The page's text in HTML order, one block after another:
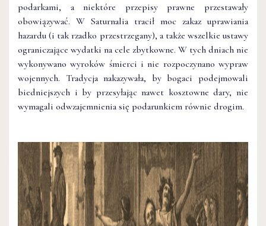
podarkami, a niektóre przepisy prawne przestawały
obowiązywać. W Saturnalia tracił moc zakaz uprawiania
hazardu (i tak rzadko przestrzegany), a także wszelkie ustawy
ograniczające wydatki na cele zbytkowne. W tych dniach nie
wykonywano wyroków śmierci i nie rozpoczynano wypraw
wojennych. Tradycja nakazywała, by bogaci podejmowali
biedniejszych i by przesyłając nawet kosztowne dary, nie
wymagali odwzajemnienia się podarunkiem równie drogim.